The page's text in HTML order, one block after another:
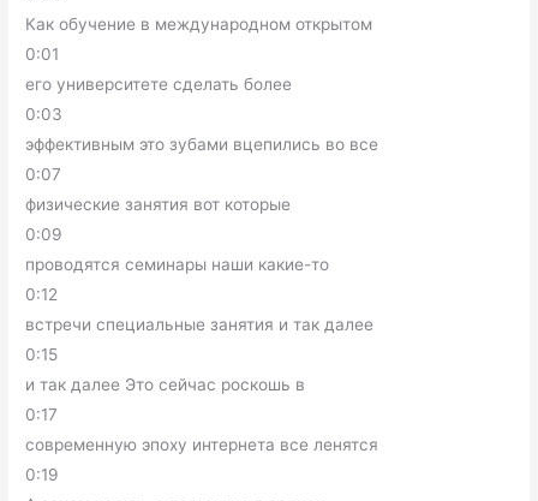
Как обучение в международном открытом
0:01
его университете сделать более
0:03
эффективным это зубами вцепились во все
0:07
физические занятия вот которые
0:09
проводятся семинары наши какие-то
0:12
встречи специальные занятия и так далее
0:15
и так далее Это сейчас роскошь в
0:17
современную эпоху интернета все ленятся
0:19